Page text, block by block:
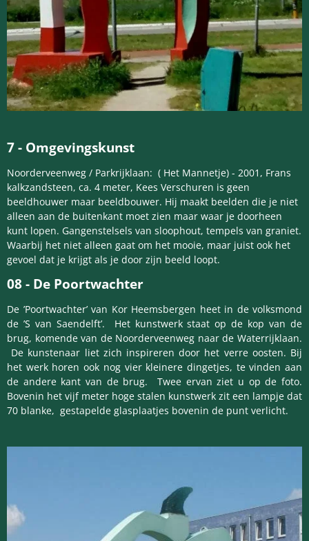
7- Omgevingskunst
Noorderveenweg / Parkrijklaan: ( Het Mannetje) - 2001, Frans
kalkzandsteen, ca. 4 meter, Kees Verschuren is geen
beeldhouwer maar beeldbouwer. Hij maakt beelden die je niet
alleen aan de buitenkant moet zien maar waar je doorheen
kunt lopen. Gangenstelsels van sloophout, tempels van graniet.
Waarbij het niet alleen gaat om het mooie, maar juist ook het
gevoel dat je krijgt als je door zijn beeld loopt.
08 - De Poortwachter
De ’Poortwachter’ van Kor Heemsbergen heet in de volksmond
de ’S van Saendelft’. Het kunstwerk staat op de kop van de
brug, komende van de Noorderveenweg naar de Waterrijklaan.
De kunstenaar liet zich inspireren door het verre oosten. Bij
het werk horen ook nog vier kleinere dingetjes, te vinden aan
de andere kant van de brug. Twee ervan ziet u op de foto.
Bovenin het vijf meter hoge stalen kunstwerk zit een lampje dat
70 blanke, gestapelde glasplaatjes bovenin de punt verlicht.